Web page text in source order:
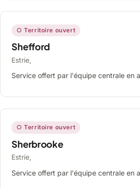
○ Territoire ouvert
Shefford
Estrie,
Service offert par l'équipe centrale en
○ Territoire ouvert
Sherbrooke
Estrie,
Service offert par l'équipe centrale en